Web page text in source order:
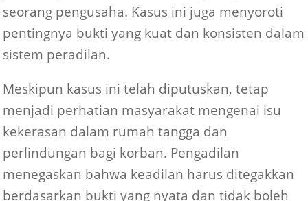
seorang pengusaha. Kasus ini juga menyoroti
pentingnya bukti yang kuat dan konsisten dalam
sistem peradilan.
Meskipun kasus ini telah diputuskan, tetap
menjadi perhatian masyarakat mengenai isu
kekerasan dalam rumah tangga dan
perlindungan bagi korban. Pengadilan
menegaskan bahwa keadilan harus ditegakkan
berdasarkan bukti yang nyata dan tidak boleh